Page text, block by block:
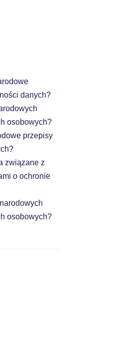
danych?
osobowych?
przepisy
związane z
o ochronie
osobowych?